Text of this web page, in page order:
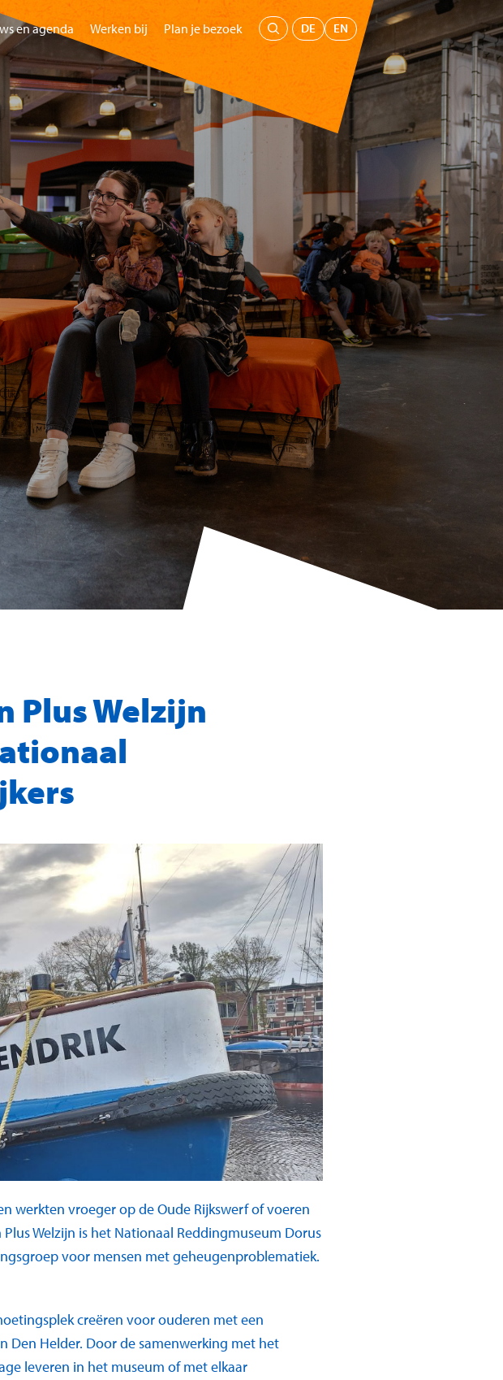
en agenda Werken bij Plan je bezoek DE EN
HomeBezoekenGroepenKidsEducatie Koop tickets
Menu
Plus Welzijn
werkten vroeger op de Oude Rijkswerf of voeren
Welzijn is het Nationaal Reddingmuseum Dorus
voor mensen met geheugenproblematiek.
creëren voor ouderen met een
Den Helder. Door de samenwerking met het
leveren in het museum of met elkaar